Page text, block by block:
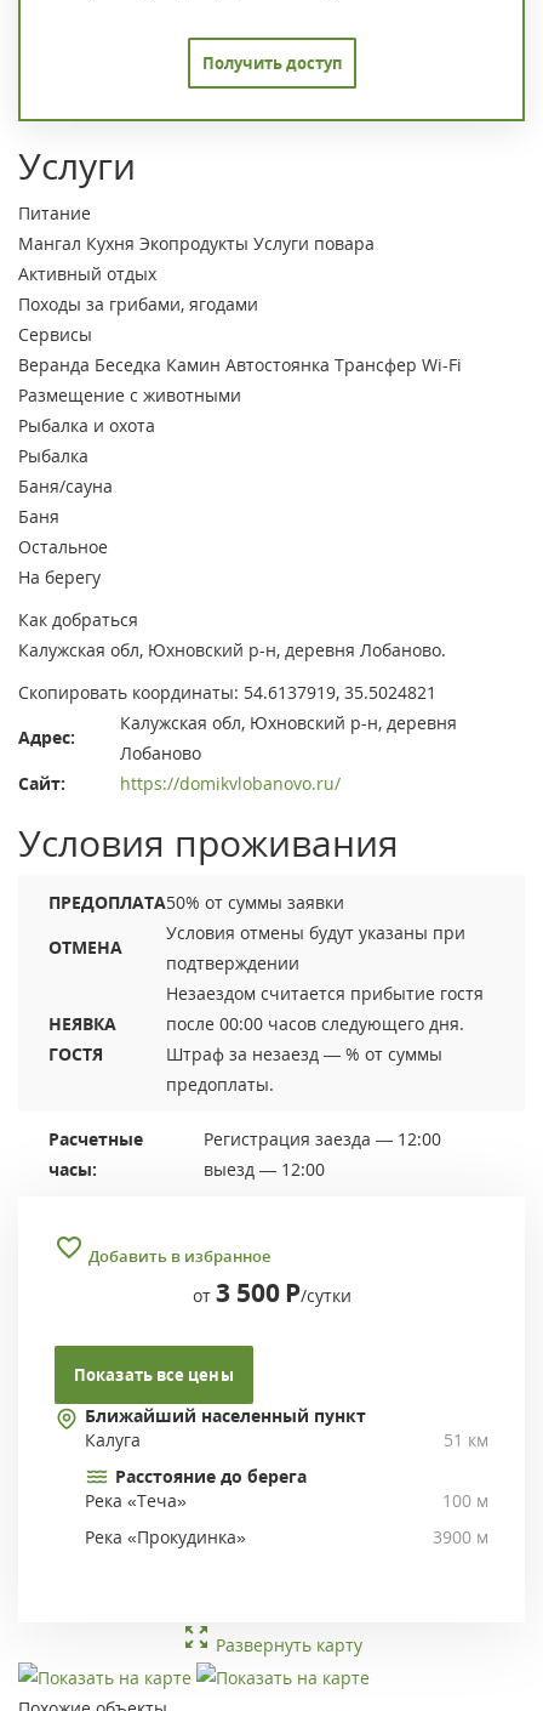
Получить доступ
Услуги
Питание
Мангал Кухня Экопродукты Услуги повара
Активный отдых
Походы за грибами, ягодами
Сервисы
Веранда Беседка Камин Автостоянка Трансфер Wi-Fi
Размещение с животными
Рыбалка и охота
Рыбалка
Баня/сауна
Баня
Остальное
На берегу
Как добраться
Калужская обл, Юхновский р-н, деревня Лобаново.
Скопировать координаты: 54.6137919, 35.5024821
Адрес:
Калужская обл, Юхновский р-н, деревня
Лобаново
Сайт:
https://domikvlobanovo.ru/
Условия проживания
ПРЕДОПЛАТА50% от суммы заявки
ОТМЕНА
Условия отмены будут указаны при
подтверждении
НЕЯВКА
ГОСТЯ
Незаездом считается прибытие гостя
после 00:00 часов следующего дня.
Штраф за незаезд — % от суммы
предоплаты.
Расчетные
часы:
Регистрация заезда — 12:00
выезд — 12:00
Добавить в избранное
от 3 500 Р/сутки
Показать все цены
Ближайший населенный пункт
Калуга
51 км
Расстояние до берега
Река «Теча»
100 м
Река «Прокудинка»
3900 м
Развернуть карту